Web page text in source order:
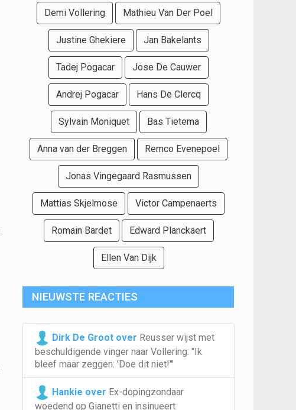
Demi Vollering Mathieu Van Der Poel
Justine Ghekiere Jan Bakelants
Tadej Pogacar Jose De Cauwer
Andrej Pogacar Hans De Clercq
Sylvain Moniquet Bas Tietema
Anna van der Breggen Remco Evenepoel
Jonas Vingegaard Rasmussen
Mattias Skjelmose Victor Campenaerts
Romain Bardet Edward Planckaert
Ellen Van Dijk
NIEUWSTE REACTIES
Dirk De Groot over Reusser wijst met
beschuldigende vinger naar Vollering: "Ik
bleef maar zeggen: 'Doe dit niet!'"
Hankie over Ex-dopingzondaar
woedend op Gianetti en insinueert